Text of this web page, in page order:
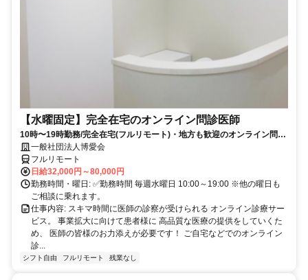
【水曜固定】完全在宅のオンライン問診医師
10時〜19時勤務/完全在宅(フルリモート)・地方も歓迎のオンライン問診
業務一般社団法人博愛会
フルリモート
日給32,000円～80,000円
勤務時間・曜日: ✅勤務時間 毎週水曜日 10:00～19:00 ※他の曜日も
ご相談に乗れます。
仕事内容: スキマ時間に医師の診察が受けられる オンライン診療サー
ビス。 事業拡大に向けて患者様に 高品質な医療の提供をしていくた
め、 医師の皆様のお力添えが必要です！ ご自宅などでのオンライン
診...
シフト自由 フルリモート 残業なし